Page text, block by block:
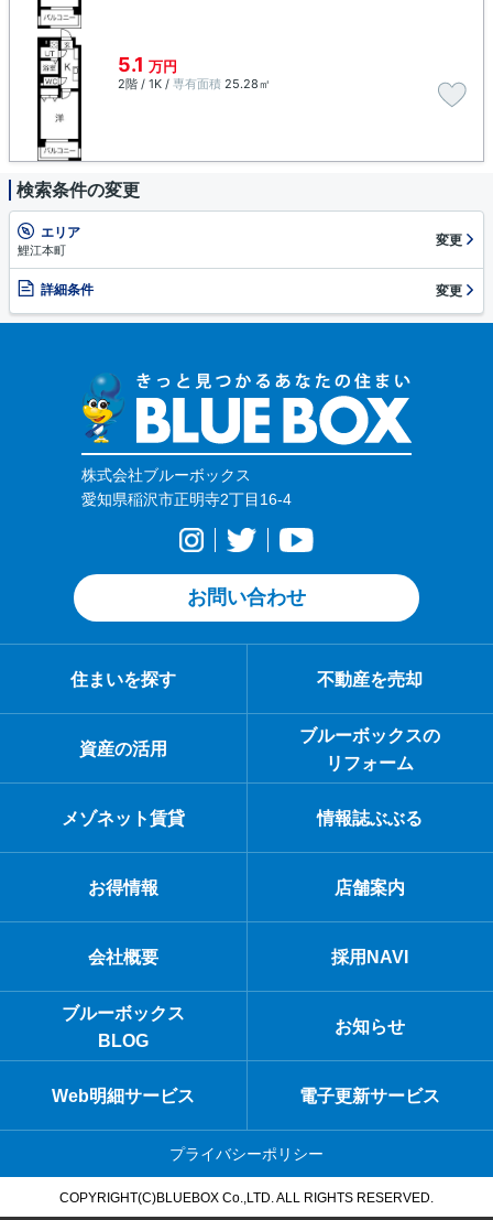
5.1 万円
2階 / 1K / 専有面積 25.28㎡
検索条件の変更
エリア
鯉江本町
変更
詳細条件 変更
株式会社ブルーボックス
愛知県稲沢市正明寺2丁目16-4
お問い合わせ
住まいを探す 不動産を売却
資産の活用
ブルーボックスの
リフォーム
メゾネット賃貸 情報誌ぶぶる
お得情報 店舗案内
会社概要 採用NAVI
ブルーボックス
BLOG
お知らせ
Web明細サービス 電子更新サービス
プライバシーポリシー
COPYRIGHT(C)BLUEBOX Co.,LTD. ALL RIGHTS RESERVED.